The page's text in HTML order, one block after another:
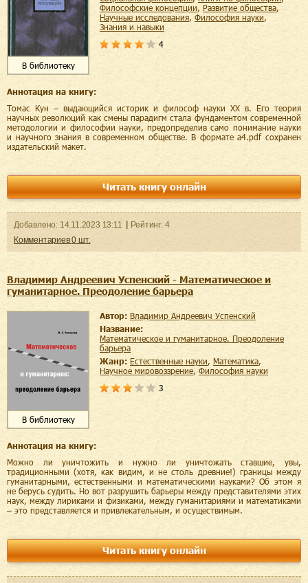
В библиотеку
философские концепции, развитие общества,
научные исследования, философия науки,
знания и навыки
4
Аннотация на книгу:
Томас Кун – выдающийся историк и философ науки XX в. Его теория
научных революций как смены парадигм стала фундаментом современной
методологии и философии науки, предопределив само понимание науки
и научного знания в современном обществе. В формате a4.pdf сохранен
издательский макет.
Читать книгу онлайн
Добавленo: 14.11.2023 13:11 Рейтинг: 4
Комментариев0 шт.
Владимир Андреевич Успенский - Математическое и
гуманитарное. Преодоление барьера
В библиотеку
Автор:
Владимир Андреевич Успенский
Название:
Математическое и гуманитарное. Преодоление
барьера
Жанр:
естественные науки, математика,
научное мировоззрение,
философия науки
3
Аннотация на книгу:
Можно ли уничтожить и нужно ли уничтожать ставшие, увы,
традиционными (хотя, как видим, и не столь древние!) границы между
гуманитарными, естественными и математическими науками? Об этом я
не берусь судить. Но вот разрушить барьеры между представителями этих
наук, между лириками и физиками, между гуманитариями и математиками
– это представляется и привлекательным, и осуществимым.
Читать книгу онлайн